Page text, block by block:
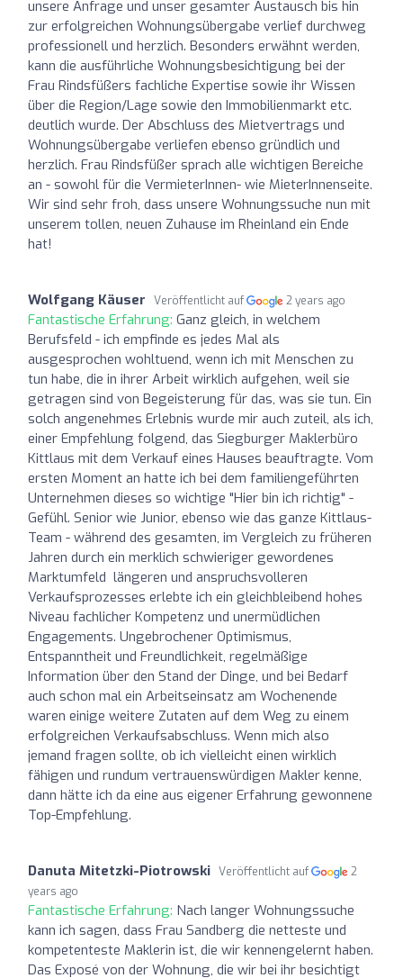
unsere Anfrage und unser gesamter Austausch bis hin
zur erfolgreichen Wohnungsübergabe verlief durchweg
professionell und herzlich. Besonders erwähnt werden,
kann die ausführliche Wohnungsbesichtigung bei der
Frau Rindsfüßers fachliche Expertise sowie ihr Wissen
über die Region/Lage sowie den Immobilienmarkt etc.
deutlich wurde. Der Abschluss des Mietvertrags und
Wohnungsübergabe verliefen ebenso gründlich und
herzlich. Frau Rindsfüßer sprach alle wichtigen Bereiche
an - sowohl für die VermieterInnen- wie MieterInnenseite.
Wir sind sehr froh, dass unsere Wohnungssuche nun mit
unserem tollen, neuen Zuhause im Rheinland ein Ende
hat!
Wolfgang Käuser Veröffentlicht auf 2 years ago
Fantastische Erfahrung: Ganz gleich, in welchem
Berufsfeld - ich empfinde es jedes Mal als
ausgesprochen wohltuend, wenn ich mit Menschen zu
tun habe, die in ihrer Arbeit wirklich aufgehen, weil sie
getragen sind von Begeisterung für das, was sie tun. Ein
solch angenehmes Erlebnis wurde mir auch zuteil, als ich,
einer Empfehlung folgend, das Siegburger Maklerbüro
Kittlaus mit dem Verkauf eines Hauses beauftragte. Vom
ersten Moment an hatte ich bei dem familiengeführten
Unternehmen dieses so wichtige "Hier bin ich richtig" -
Gefühl. Senior wie Junior, ebenso wie das ganze Kittlaus-
Team - während des gesamten, im Vergleich zu früheren
Jahren durch ein merklich schwieriger gewordenes
Marktumfeld längeren und anspruchsvolleren
Verkaufsprozesses erlebte ich ein gleichbleibend hohes
Niveau fachlicher Kompetenz und unermüdlichen
Engagements. Ungebrochener Optimismus,
Entspanntheit und Freundlichkeit, regelmäßige
Information über den Stand der Dinge, und bei Bedarf
auch schon mal ein Arbeitseinsatz am Wochenende
waren einige weitere Zutaten auf dem Weg zu einem
erfolgreichen Verkaufsabschluss. Wenn mich also
jemand fragen sollte, ob ich vielleicht einen wirklich
fähigen und rundum vertrauenswürdigen Makler kenne,
dann hätte ich da eine aus eigener Erfahrung gewonnene
Top-Empfehlung.
Danuta Mitetzki-Piotrowski Veröffentlicht auf
2
years ago
Fantastische Erfahrung: Nach langer Wohnungssuche
kann ich sagen, dass Frau Sandberg die netteste und
kompetenteste Maklerin ist, die wir kennengelernt haben.
Das Exposé von der Wohnung, die wir bei ihr besichtigt